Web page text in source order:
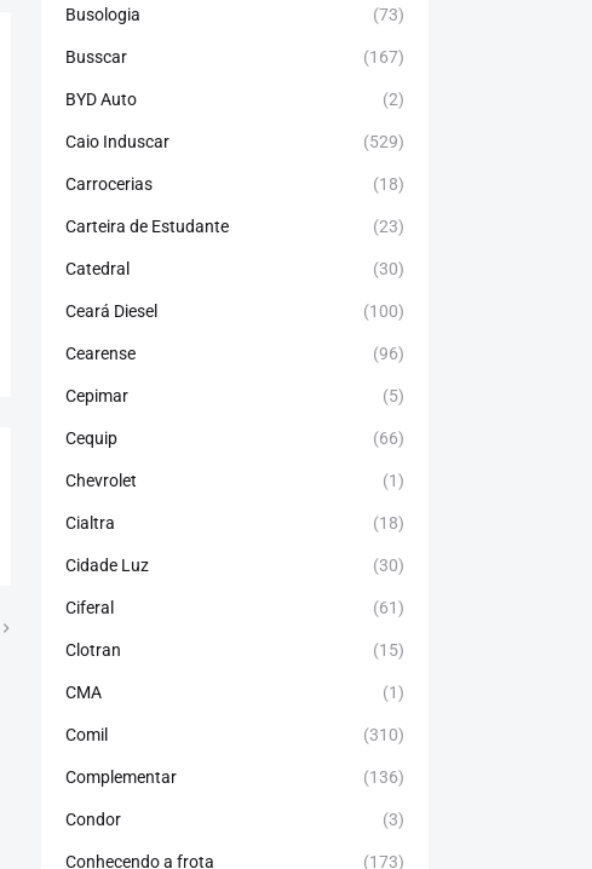
Busologia (73)
Busscar (167)
BYD Auto (2)
Caio Induscar (529)
Carrocerias (18)
Carteira de Estudante (23)
Catedral (30)
Ceará Diesel (100)
Cearense (96)
Cepimar (5)
Cequip (66)
Chevrolet (1)
Cialtra (18)
Cidade Luz (30)
Ciferal (61)
Clotran (15)
CMA (1)
Comil (310)
Complementar (136)
Condor (3)
Conhecendo a frota (173)